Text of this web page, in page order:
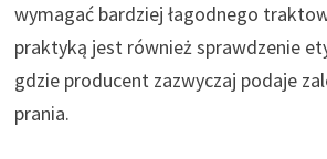
wymagać bardziej łagodnego
praktyką jest również sprawdzenie
gdzie producent zazwyczaj podaje
prania.